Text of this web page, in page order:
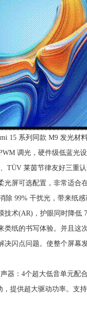
系列同款 M9 发光材
调光，硬件级低蓝光
TÜV 莱茵节律友好三重
屏可选配置，非常适合
除 99% 干扰光，带来纸
技术(AR)，护眼同时降低
类纸的书写体验。并且这
决闪点问题。使整个屏幕
：4个超大低音单元配
提供超大驱动功率。支